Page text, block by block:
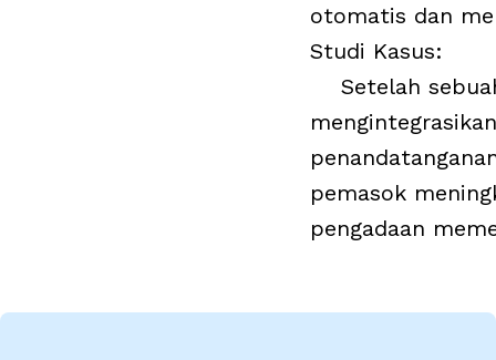
otomatis dan
Studi Kasus:
Setelah
pemasok
pengadaan